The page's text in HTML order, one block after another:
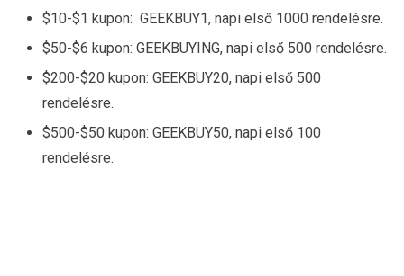
$10-$1 kupon: GEEKBUY1, napi első 1000 rendelésre.
$50-$6 kupon: GEEKBUYING, napi első 500 rendelésre.
$200-$20 kupon: GEEKBUY20, napi első 500
rendelésre.
$500-$50 kupon: GEEKBUY50, napi első 100
rendelésre.